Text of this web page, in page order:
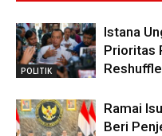
POLITIK
Istana
Prioritas
Reshuffle
Ramai
Beri